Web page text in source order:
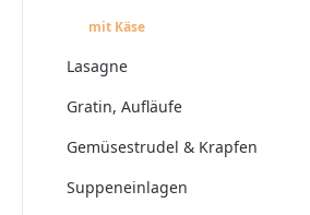
mit Käse
Lasagne
Gratin, Aufläufe
Gemüsestrudel & Krapfen
Suppeneinlagen